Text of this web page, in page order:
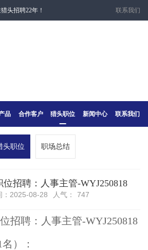
头招聘22年！ 联系我们
品 合作客户 猎头职位 新闻中心 联系我们
头职位 职场总结
招聘：人事主管-WYJ250818
：2025-08-28 人气： 747
招聘：人事主管-WYJ250818
）：